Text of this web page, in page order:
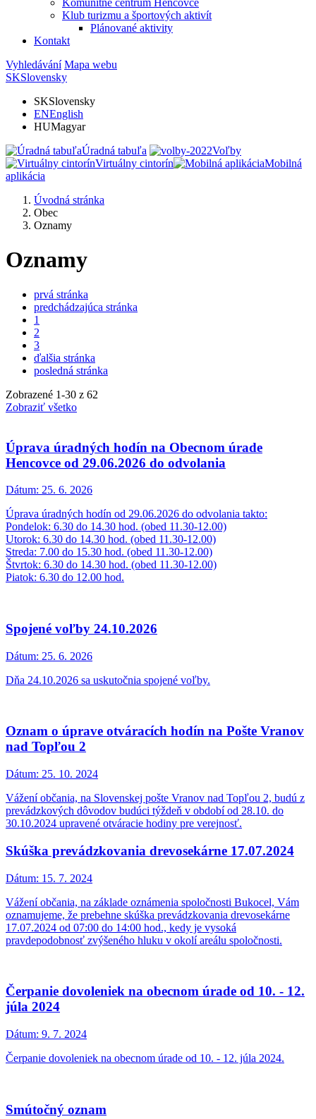
Komunitné centrum Hencovce
Klub turizmu a športových aktivít
Plánované aktivity
Kontakt
Vyhledávání Mapa webu
SKSlovensky
SKSlovensky
ENEnglish
HUMagyar
Úradná tabuľa
Voľby
Virtuálny cintorín
Mobilná
aplikácia
Úvodná stránka
Obec
Oznamy
Oznamy
prvá stránka
predchádzajúca stránka
1
2
3
ďalšia stránka
posledná stránka
Zobrazené 1-30 z 62
Zobraziť všetko
Úprava úradných hodín na Obecnom úrade
Hencovce od 29.06.2026 do odvolania
Dátum: 25. 6. 2026
Úprava úradných hodín od 29.06.2026 do odvolania takto:
Pondelok: 6.30 do 14.30 hod. (obed 11.30-12.00)
Utorok: 6.30 do 14.30 hod. (obed 11.30-12.00)
Streda: 7.00 do 15.30 hod. (obed 11.30-12.00)
Štvrtok: 6.30 do 14.30 hod. (obed 11.30-12.00)
Piatok: 6.30 do 12.00 hod.
Spojené voľby 24.10.2026
Dátum: 25. 6. 2026
Dňa 24.10.2026 sa uskutočnia spojené voľby.
Oznam o úprave otváracích hodín na Pošte Vranov
nad Topľou 2
Dátum: 25. 10. 2024
Vážení občania, na Slovenskej pošte Vranov nad Topľou 2, budú z
prevádzkových dôvodov budúci týždeň v období od 28.10. do
30.10.2024 upravené otváracie hodiny pre verejnosť.
Skúška prevádzkovania drevosekárne 17.07.2024
Dátum: 15. 7. 2024
Vážení občania, na základe oznámenia spoločnosti Bukocel, Vám
oznamujeme, že prebehne skúška prevádzkovania drevosekárne
17.07.2024 od 07:00 do 14:00 hod., kedy je vysoká
pravdepodobnosť zvýšeného hluku v okolí areálu spoločnosti.
Čerpanie dovoleniek na obecnom úrade od 10. - 12.
júla 2024
Dátum: 9. 7. 2024
Čerpanie dovoleniek na obecnom úrade od 10. - 12. júla 2024.
Smútočný oznam